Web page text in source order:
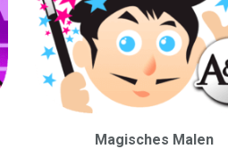
Magisches Malen